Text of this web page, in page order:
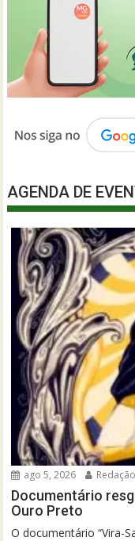
AGENDA DE
ago 5, 2026 Redação
Documentário
Ouro Preto
O documentário “Vira-